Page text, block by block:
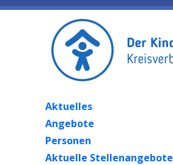
Aktuelles
Angebote
Personen
Aktuelle Stellenangebote